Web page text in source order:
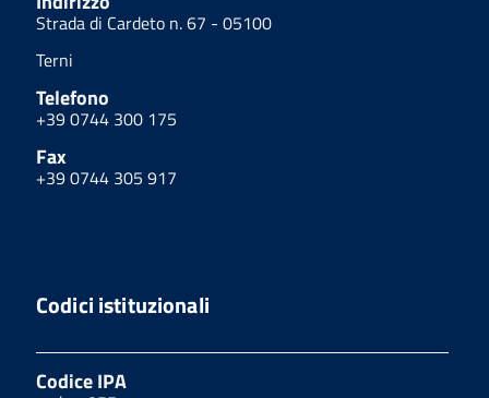
Strada di Cardeto n. 67 - 05100
Terni
Telefono
+39 0744 300 175
Fax
+39 0744 305 917
Codici istituzionali
Codice IPA